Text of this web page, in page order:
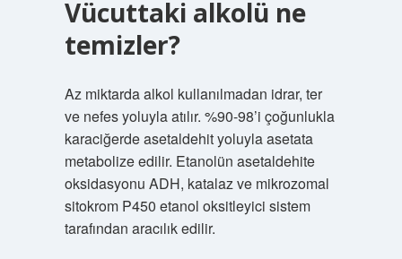
Vücuttaki alkolü ne
temizler?
Az miktarda alkol kullanılmadan idrar, ter
ve nefes yoluyla atılır. %90-98’i çoğunlukla
karaciğerde asetaldehit yoluyla asetata
metabolize edilir. Etanolün asetaldehite
oksidasyonu ADH, katalaz ve mikrozomal
sitokrom P450 etanol oksitleyici sistem
tarafından aracılık edilir.